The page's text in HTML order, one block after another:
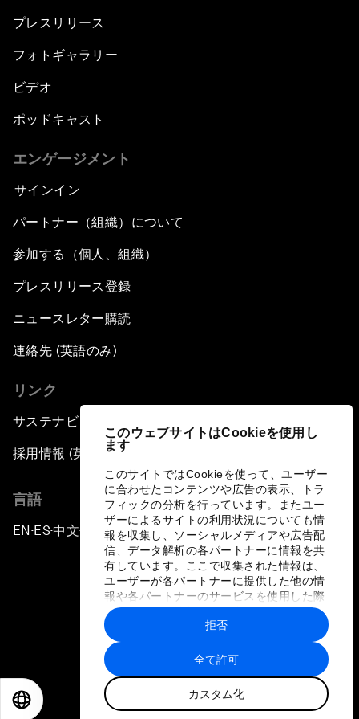
このウェブサイトはCookieを使用し
ます
このサイトではCookieを使って、ユーザー
に合わせたコンテンツや広告の表示、トラ
フィックの分析を行っています。またユー
ザーによるサイトの利用状況についても情
報を収集し、ソーシャルメディアや広告配
信、データ解析の各パートナーに情報を共
有しています。ここで収集された情報は、
ユーザーが各パートナーに提供した他の情
報や各パートナーのサービスを使用した際
に収集された情報と組み合わされ、各パー
トナーによって使用されることがありま
す。
全て許可
カスタム化
拒否
プレスリリース
フォトギャラリー
ビデオ
ポッドキャスト
エンゲージメント
サインイン
パートナー（組織）について
参加する（個人、組織）
プレスリリース登録
ニュースレター購読
連絡先 (英語のみ)
リンク
サステナビリティへの取り組み
採用情報 (英語のみ)
言語
EN ▪ ES▪中文▪ 日本語
プライバシーポリシーと利用規約
サイトマップ
©
世界経済フォーラム